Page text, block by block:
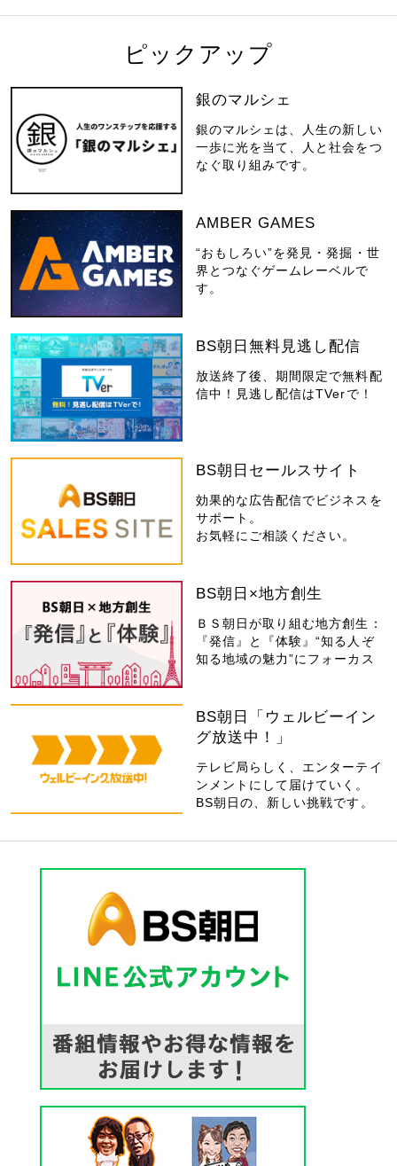
ピックアップ
銀のマルシェ
銀のマルシェは、人生の新しい
一歩に光を当て、人と社会をつ
なぐ取り組みです。
AMBER GAMES
“おもしろい”を発見・発掘・世
界とつなぐゲームレーベルで
す。
BS朝日無料見逃し配信
放送終了後、期間限定で無料配
信中！見逃し配信はTVerで！
BS朝日セールスサイト
効果的な広告配信でビジネスを
サポート。
お気軽にご相談ください。
BS朝日×地方創生
ＢＳ朝日が取り組む地方創生：
『発信』と『体験』“知る人ぞ
知る地域の魅力”にフォーカス
BS朝日「ウェルビーイン
グ放送中！」
テレビ局らしく、エンターテイ
ンメントにして届けていく。
BS朝日の、新しい挑戦です。